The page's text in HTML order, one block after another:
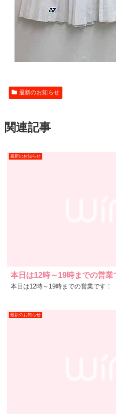
最新のお知らせ
関連記事
最新のお知らせ
本日は12時～19時までの営業
本日は12時～19時までの営業です！
最新のお知らせ